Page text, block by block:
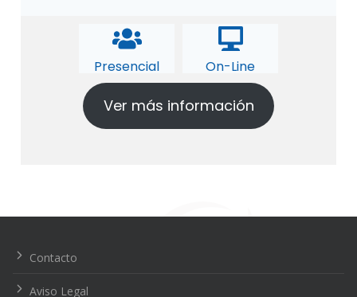
Presencial On-Line
Ver más información
de
Contacto
Aviso Legal